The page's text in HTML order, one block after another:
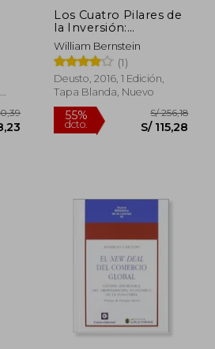
Los Cuatro Pilares de
la Inversión:
Fundamentos Para
Construir una Cartera
Ganadora (Sin
Colección)
William Bernstein
(1)
Deusto, 2016, 1 Edición,
Tapa Blanda, Nuevo